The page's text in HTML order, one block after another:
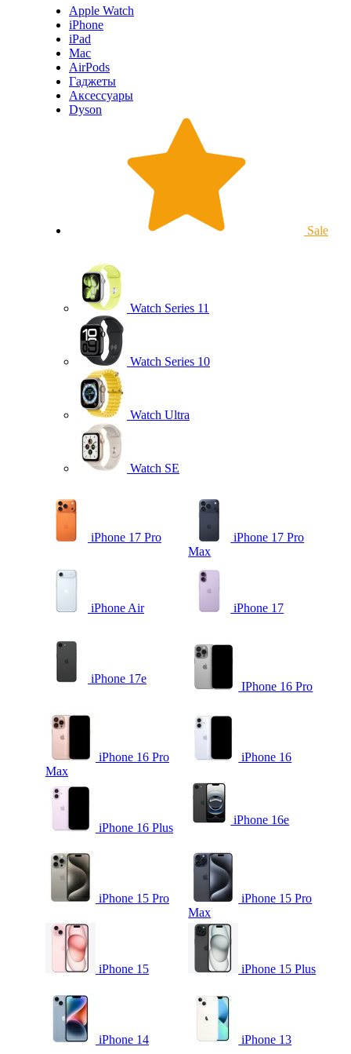
Apple Watch
iPhone
iPad
Mac
AirPods
Гаджеты
Аксессуары
Dyson
Sale
Watch Series 11
Watch Series 10
Watch Ultra
Watch SE
iPhone 17 Pro
iPhone 17 Pro
Max
iPhone Air iPhone 17
iPhone 17e
IPhone 16 Pro
iPhone 16 Pro
Max
iPhone 16
iPhone 16 Plus
iPhone 16e
iPhone 15 Pro
iPhone 15 Pro
Max
iPhone 15 iPhone 15 Plus
iPhone 14 iPhone 13